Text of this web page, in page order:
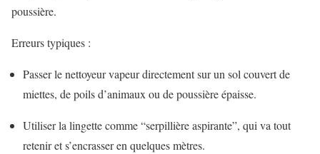
poussière.
Erreurs typiques :
Passer le nettoyeur vapeur directement sur un sol couvert de
miettes, de poils d’animaux ou de poussière épaisse.
Utiliser la lingette comme “serpillière aspirante”, qui va tout
retenir et s’encrasser en quelques mètres.